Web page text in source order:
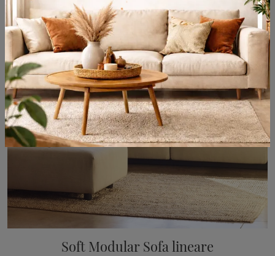
Soft Modular Sofa lineare